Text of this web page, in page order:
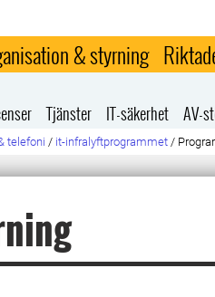
& styrning
Tjänster IT-säkerhet AV-
telefoni / it-infralyftprogrammet /